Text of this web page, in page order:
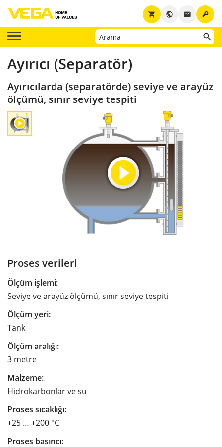
key
email
public
shopping_cart
Ayırıcı (Separatör)
Ayırıcılarda (separatörde) seviye ve arayüz
ölçümü, sınır seviye tespiti
Proses verileri
Ölçüm işlemi:
Seviye ve arayüz ölçümü, sınır seviye tespiti
Ölçüm yeri:
Tank
Ölçüm aralığı:
3 metre
Malzeme:
Hidrokarbonlar ve su
Proses sıcaklığı:
+25 … +200 °C
Proses basıncı: